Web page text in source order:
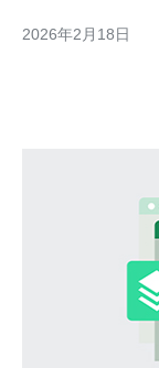
个合适的电商平台
2026年2月18日